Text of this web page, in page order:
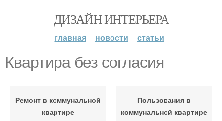
ДИЗАЙН ИНТЕРЬЕРА
главная новости статьи
Квартира без согласия
Ремонт в коммунальной
квартире
Пользования в
коммунальной квартире